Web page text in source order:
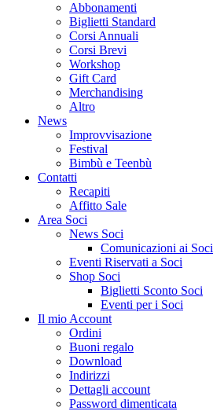
Abbonamenti
Biglietti Standard
Corsi Annuali
Corsi Brevi
Workshop
Gift Card
Merchandising
Altro
News
Improvvisazione
Festival
Bimbù e Teenbù
Contatti
Recapiti
Affitto Sale
Area Soci
News Soci
Comunicazioni ai Soci
Eventi Riservati a Soci
Shop Soci
Biglietti Sconto Soci
Eventi per i Soci
Il mio Account
Ordini
Buoni regalo
Download
Indirizzi
Dettagli account
Password dimenticata